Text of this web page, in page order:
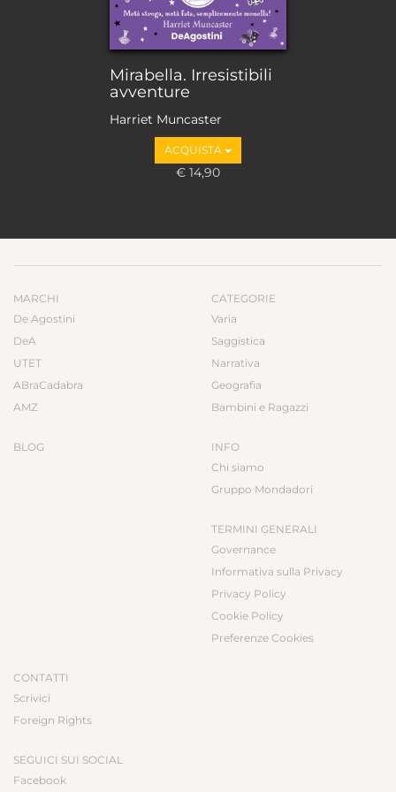
Mirabella. Irresistibili
avventure
Harriet Muncaster
ACQUISTA
€ 14,90
MARCHI
De Agostini
DeA
UTET
ABraCadabra
AMZ
BLOG
CATEGORIE
Varia
Saggistica
Narrativa
Geografia
Bambini e Ragazzi
INFO
Chi siamo
Gruppo Mondadori
TERMINI GENERALI
Governance
Informativa sulla Privacy
Privacy Policy
Cookie Policy
Preferenze Cookies
CONTATTI
Scrivici
Foreign Rights
SEGUICI SUI SOCIAL
Facebook